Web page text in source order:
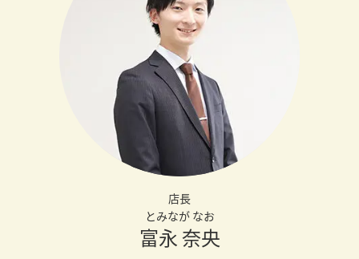
店長
とみなが なお
富永 奈央